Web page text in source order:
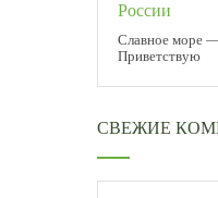
России
Славное море
Приветствую
СВЕЖИЕ